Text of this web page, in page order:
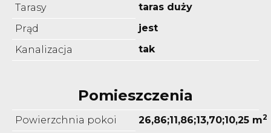
Tarasy
taras duży
Prąd
jest
Kanalizacja
tak
Pomieszczenia
Powierzchnia pokoi 26,86;11,86;13,70;10,25 m2